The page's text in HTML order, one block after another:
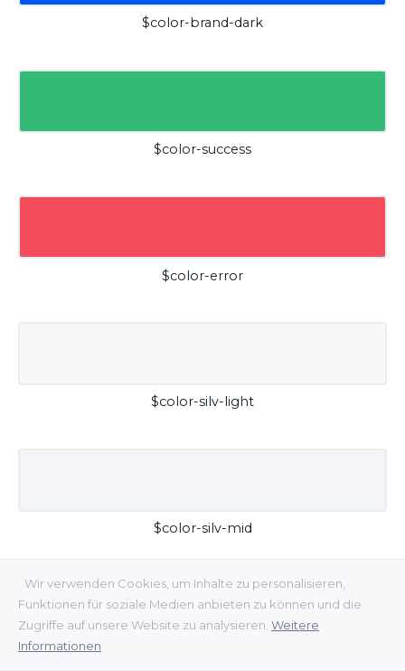
Wir verwenden Cookies, um Inhalte zu personalisieren,
Funktionen für soziale Medien anbieten zu können und die
Zugriffe auf unsere Website zu analysieren. Weitere
Informationen
$color-brand-dark
$color-success
$color-error
$color-silv-light
$color-silv-mid